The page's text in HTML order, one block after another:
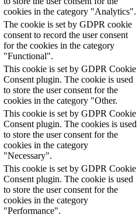
cookies in the category "Analytics".
The cookie is set by GDPR cookie
consent to record the user consent
for the cookies in the category
"Functional".
This cookie is set by GDPR Cookie
Consent plugin. The cookie is used
to store the user consent for the
cookies in the category "Other.
This cookie is set by GDPR Cookie
Consent plugin. The cookies is used
to store the user consent for the
cookies in the category
"Necessary".
This cookie is set by GDPR Cookie
Consent plugin. The cookie is used
to store the user consent for the
cookies in the category
"Performance".